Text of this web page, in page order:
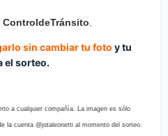
ControldeTránsito
sin cambiar tu foto y tu
el sorteo.
a cualquier compañía. La imagen es sólo
la cuenta @jotaleonetti al momento del sorteo.